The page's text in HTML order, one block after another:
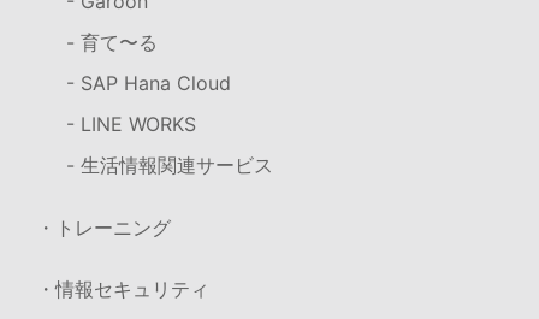
- 育て〜る
- SAP Hana Cloud
- LINE WORKS
- 生活情報関連サービス
・トレーニング
・情報セキュリティ